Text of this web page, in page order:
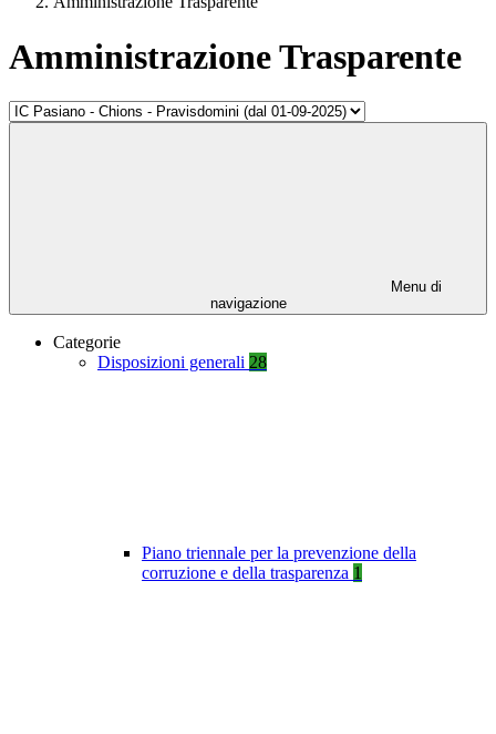
Amministrazione Trasparente
Menu di
navigazione
Categorie
Disposizioni generali 28
Piano triennale per la prevenzione della
corruzione e della trasparenza 1